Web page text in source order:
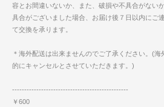
容とお間違いないか、また、破損や不具合がない
具合がございました場合、お届け後７日以内にご
て交換を承ります。
＊海外配送は出来ませんのでご了承ください。(
的にキャンセルとさせていただきます。)
------------------------------------------------
￥600